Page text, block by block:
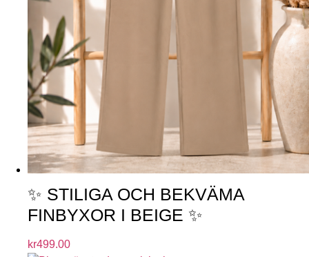
✨ STILIGA OCH BEKVÄMA
FINBYXOR I BEIGE ✨
kr499.00